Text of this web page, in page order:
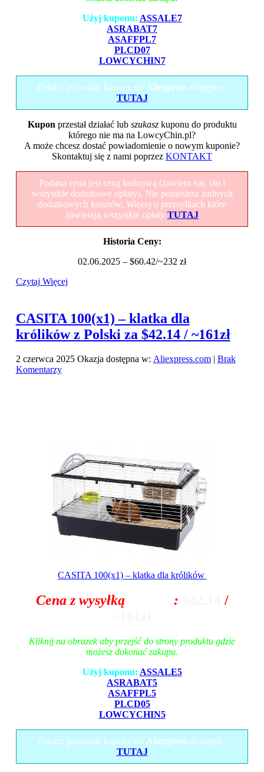
Użyj kuponu: ASSALE7
ASRABAT7
ASAFFPL7
PLCD07
LOWCYCHIN7
Zobacz pozostałe kupony do Aliexpressdostępne -
TUTAJ
Kupon przestał działać lub szukaszkuponu do produktu
którego nie ma na LowcyChin.pl?
A może chcesz dostać powiadomienie o nowym kuponie?
Skontaktuj się z nami poprzez KONTAKT
Podana cena jest ceną końcową (zawiera vat, cło i
wszystkie dodatkowe opłaty). Nie poniesiesz żadnych
dodatkowych kosztów. Więcej o przesyłkach które
zawierają wszystkie opłaty TUTAJ
Historia Ceny:
02.06.2025 – $60.42/~232 zł
Czytaj Więcej
CASITA 100(x1) – klatka dla
królików z Polski za $42.14 / ~161zł
2 czerwca 2025Okazja dostępna w: Aliexpress.com| Brak
Komentarzy
CASITA 100(x1) – klatka dla królików
Cena z wysyłkąz Polski :
/
Kliknij na obrazek aby przejść do strony produktu gdzie
możesz dokonać zakupu.
Użyj kuponu: ASSALE5
ASRABAT5
ASAFFPL5
PLCD05
LOWCYCHIN5
Zobacz pozostałe kupony do Aliexpressdostępne -
TUTAJ